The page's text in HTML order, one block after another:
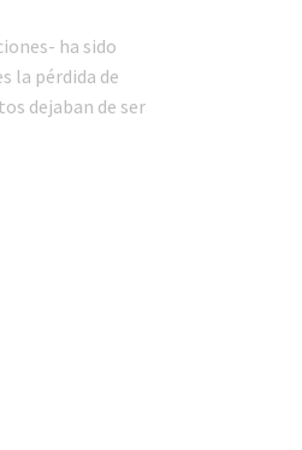
ha sido
la pérdida de
dejaban de ser